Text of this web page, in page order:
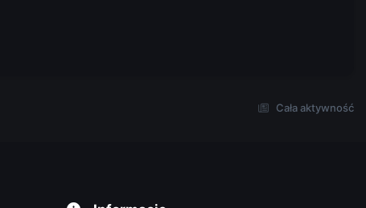
Cała aktywność